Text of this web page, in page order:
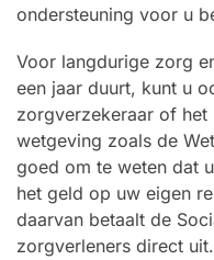
ondersteuning voor u
Voor langdurige zorg
een jaar duurt, kunt u
zorgverzekeraar of
wetgeving zoals de
goed om te weten dat
het geld op uw eigen
daarvan betaalt de
zorgverleners direct